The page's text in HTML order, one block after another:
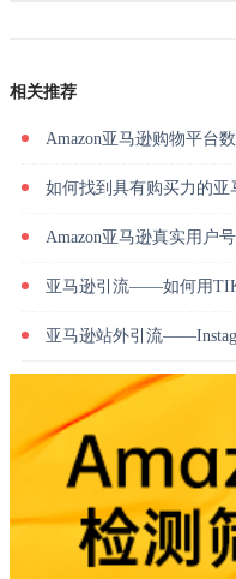
相关推荐
Amazon亚马逊购物平台
如何找到具有购买力的亚
Amazon亚马逊真实用户号码
亚马逊引流——如何用
亚马逊站外引流